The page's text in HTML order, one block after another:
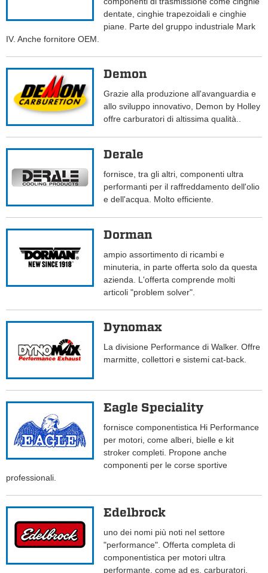
dentate, cinghie trapezoidali e cinghie
piane. Parte del gruppo industriale Mark
IV. Anche fornitore OEM.
Demon
Grazie alla produzione all'avanguardia e
allo sviluppo innovativo, Demon by Holley
offre carburatori di altissima qualità..
Derale
fornisce, tra gli altri, componenti ultra
performanti per il raffreddamento dell'olio
e dell'acqua. Molto efficiente.
Dorman
ampio assortimento di ricambi e
minuteria, in parte offerta solo da questa
azienda. L'offerta comprende molti
articoli "problem solver".
Dynomax
La divisione Performance di Walker. Offre
marmitte, collettori e sistemi cat-back.
Eagle Speciality
fornisce componentistica Hi Performance
per motori, come alberi, bielle e kit
stroker completi. Propone anche
componenti per le corse sportive
professionali.
Edelbrock
uno dei nomi più noti nel settore
"performance". Offerta completa di
componentistica per motori ultra
performante, come ad es. carburatori,